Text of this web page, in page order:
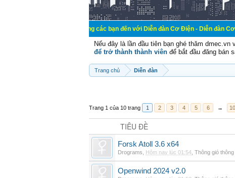
Chào mừng các bạn đến với Diễn đàn Cơ Điện - Diễn đàn Cơ điện là
Nếu đây là lần đầu tiên bạn ghé thăm
để trở thành thành viên để bắt đầu đăng bán
Trang chủ Diễn đàn
Trang 1 của 10 trang 1 2 3 4 5 6 → 10
TIÊU ĐỀ
Forsk Atoll 3.6 x64
Drograms Hôm nay lúc 01:54 Thông gió
Openwind 2024 v2.0